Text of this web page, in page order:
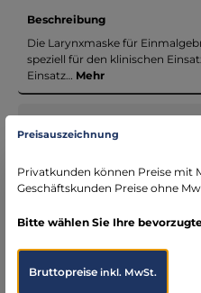
Beschreibung
Die Larynxmaske für
speziell für den klinischen
Einsatz… Mehr
Folgende Infos zum Hersteller
Bewertungen
Preisauszeichnung
Privatkunden können Preise mit
Geschäftskunden Preise ohne
Bitte wählen Sie Ihre
Bruttopreiseinkl. MwSt.